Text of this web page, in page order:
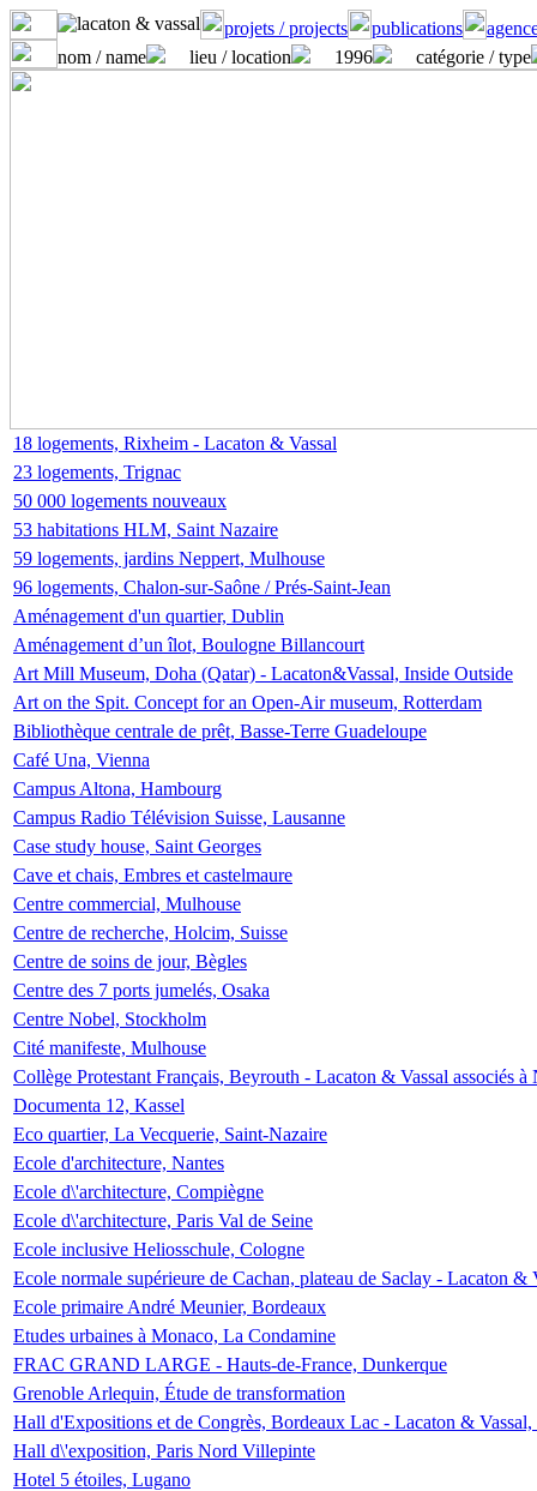
projets / projects publications
nom / name
lieu / location 1996 catégorie / type
18 logements, Rixheim - Lacaton & Vassal
23 logements, Trignac
50 000 logements nouveaux
53 habitations HLM, Saint Nazaire
59 logements, jardins Neppert, Mulhouse
96 logements, Chalon-sur-Saône / Prés-Saint-Jean
Aménagement d'un quartier, Dublin
Aménagement d’un îlot, Boulogne Billancourt
Art Mill Museum, Doha (Qatar) - Lacaton&Vassal, Inside Outside
Art on the Spit. Concept for an Open-Air museum, Rotterdam
Bibliothèque centrale de prêt, Basse-Terre Guadeloupe
Café Una, Vienna
Campus Altona, Hambourg
Campus Radio Télévision Suisse, Lausanne
Case study house, Saint Georges
Cave et chais, Embres et castelmaure
Centre commercial, Mulhouse
Centre de recherche, Holcim, Suisse
Centre de soins de jour, Bègles
Centre des 7 ports jumelés, Osaka
Centre Nobel, Stockholm
Cité manifeste, Mulhouse
Collège Protestant Français, Beyrouth - Lacaton & Vassal associés
Documenta 12, Kassel
Eco quartier, La Vecquerie, Saint-Nazaire
Ecole d'architecture, Nantes
Ecole d\'architecture, Compiègne
Ecole d\'architecture, Paris Val de Seine
Ecole inclusive Heliosschule, Cologne
Ecole normale supérieure de Cachan, plateau de Saclay - Lacaton &
Ecole primaire André Meunier, Bordeaux
Etudes urbaines à Monaco, La Condamine
FRAC GRAND LARGE - Hauts-de-France, Dunkerque
Grenoble Arlequin, Étude de transformation
Hall d'Expositions et de Congrès, Bordeaux Lac - Lacaton &
Hall d\'exposition, Paris Nord Villepinte
Hotel 5 étoiles, Lugano